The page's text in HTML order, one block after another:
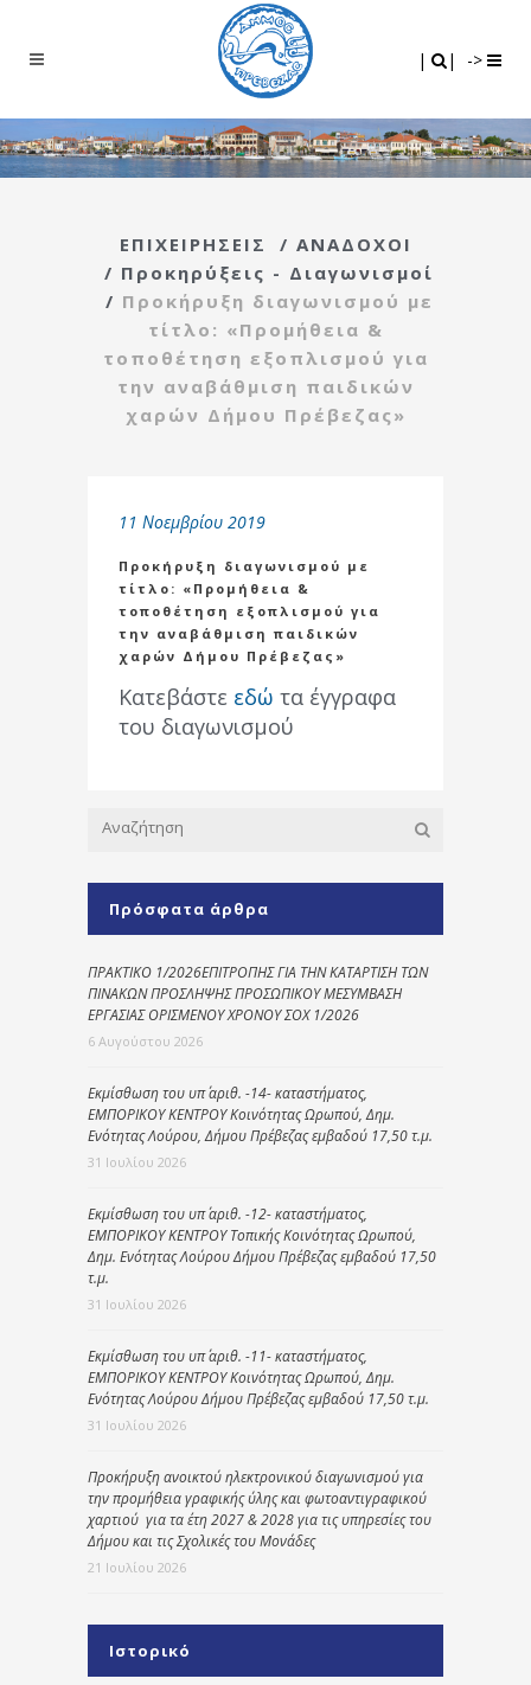
| | ->
ΕΠΙΧΕΙΡΗΣΕΙΣ / ΑΝΑΔΟΧΟΙ
/ Προκηρύξεις - Διαγωνισμοί
/ Προκήρυξη διαγωνισμού με
τίτλο: «Προμήθεια &
τοποθέτηση εξοπλισμού για
την αναβάθμιση παιδικών
χαρών Δήμου Πρέβεζας»
11 Νοεμβρίου 2019
Προκήρυξη διαγωνισμού με
τίτλο: «Προμήθεια &
τοποθέτηση εξοπλισμού για
την αναβάθμιση παιδικών
χαρών Δήμου Πρέβεζας»
Κατεβάστε εδώ τα έγγραφα
του διαγωνισμού
Πρόσφατα άρθρα
ΠΡΑΚΤΙΚΟ 1/2026ΕΠΙΤΡΟΠΗΣ ΓΙΑ ΤΗΝ ΚΑΤΑΡΤΙΣΗ ΤΩΝ
ΠΙΝΑΚΩΝ ΠΡΟΣΛΗΨΗΣ ΠΡΟΣΩΠΙΚΟΥ ΜΕΣΥΜΒΑΣΗ
ΕΡΓΑΣΙΑΣ ΟΡΙΣΜΕΝΟΥ ΧΡΟΝΟΥ ΣΟΧ 1/2026
6 Αυγούστου 2026
Εκμίσθωση του υπ΄ αριθ. -14- καταστήματος,
ΕΜΠΟΡΙΚΟΥ ΚΕΝΤΡΟΥ Κοινότητας Ωρωπού, Δημ.
Ενότητας Λούρου, Δήμου Πρέβεζας εμβαδού 17,50 τ.μ.
31 Ιουλίου 2026
Εκμίσθωση του υπ΄ αριθ. -12- καταστήματος,
ΕΜΠΟΡΙΚΟΥ ΚΕΝΤΡΟΥ Τοπικής Κοινότητας Ωρωπού,
Δημ. Ενότητας Λούρου Δήμου Πρέβεζας εμβαδού 17,50
τ.μ.
31 Ιουλίου 2026
Εκμίσθωση του υπ΄ αριθ. -11- καταστήματος,
ΕΜΠΟΡΙΚΟΥ ΚΕΝΤΡΟΥ Κοινότητας Ωρωπού, Δημ.
Ενότητας Λούρου Δήμου Πρέβεζας εμβαδού 17,50 τ.μ.
31 Ιουλίου 2026
Προκήρυξη ανοικτού ηλεκτρονικού διαγωνισμού για
την προμήθεια γραφικής ύλης και φωτοαντιγραφικού
χαρτιού για τα έτη 2027 & 2028 για τις υπηρεσίες του
Δήμου και τις Σχολικές του Μονάδες
21 Ιουλίου 2026
Ιστορικό